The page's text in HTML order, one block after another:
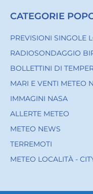
CATEGORIE
PREVISIONI SINGOLE
RADIOSONDAGGIO
BOLLETTINI DI
MARI E VENTI METEO
IMMAGINI NASA
ALLERTE METEO
METEO NEWS
TERREMOTI
METEO LOCALITÀ -